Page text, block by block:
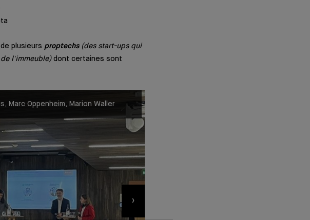
plusieurs proptechs (des start-ups qui
l'immeuble)dont certaines sont
Marc Oppenheim, Marion Waller
›